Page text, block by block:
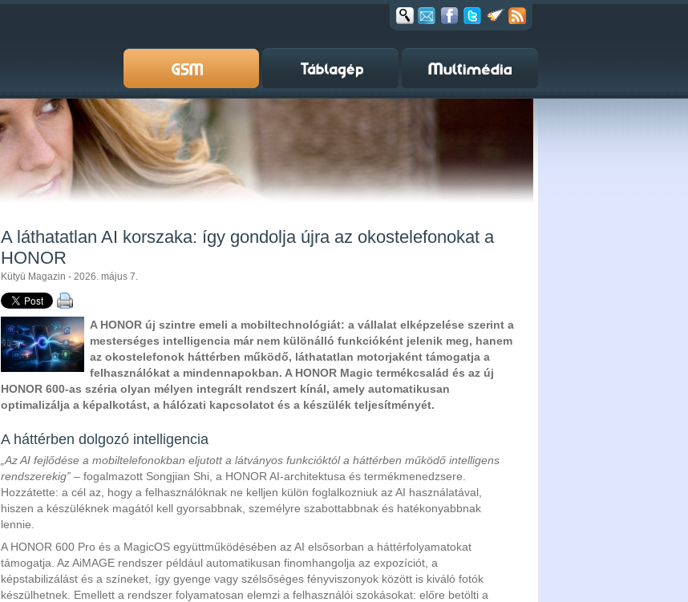
A láthatatlan AI korszaka: így gondolja újra az okostelefonokat a
HONOR
Kütyü Magazin - 2026. május 7.
A HONOR új szintre emeli a mobiltechnológiát: a vállalat elképzelése szerint a
mesterséges intelligencia már nem különálló funkcióként jelenik meg, hanem
az okostelefonok háttérben működő, láthatatlan motorjaként támogatja a
felhasználókat a mindennapokban. A HONOR Magic termékcsalád és az új
HONOR 600-as széria olyan mélyen integrált rendszert kínál, amely automatikusan
optimalizálja a képalkotást, a hálózati kapcsolatot és a készülék teljesítményét.
A háttérben dolgozó intelligencia
„Az AI fejlődése a mobiltelefonokban eljutott a látványos funkcióktól a háttérben működő intelligens
rendszerekig” – fogalmazott Songjian Shi, a HONOR AI-architektusa és termékmenedzsere.
Hozzátette: a cél az, hogy a felhasználóknak ne kelljen külön foglalkozniuk az AI használatával,
hiszen a készüléknek magától kell gyorsabbnak, személyre szabottabbnak és hatékonyabbnak
lennie.
A HONOR 600 Pro és a MagicOS együttműködésében az AI elsősorban a háttérfolyamatokat
támogatja. Az AiMAGE rendszer például automatikusan finomhangolja az expozíciót, a
képstabilizálást és a színeket, így gyenge vagy szélsőséges fényviszonyok között is kiváló fotók
készülhetnek. Emellett a rendszer folyamatosan elemzi a felhasználói szokásokat: előre betölti a